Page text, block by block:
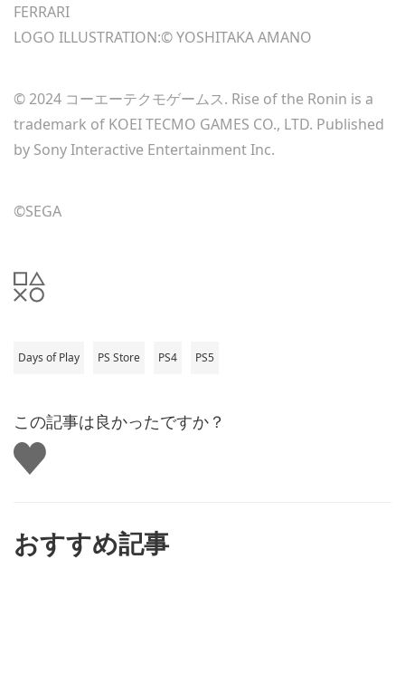
FERRARI
LOGO ILLUSTRATION:© YOSHITAKA AMANO
‎© 2024 コーエーテクモゲームス. Rise of the Ronin is a
trademark of KOEI TECMO GAMES CO., LTD. Published
by Sony Interactive Entertainment Inc.
©SEGA
Days of Play PS Store PS4 PS5
この記事は良かったですか？
い
い
おすすめ記事